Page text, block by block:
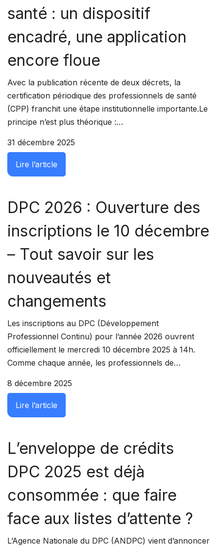
santé : un dispositif
encadré, une application
encore floue
Avec la publication récente de deux décrets, la
certification périodique des professionnels de santé
(CPP) franchit une étape institutionnelle importante.Le
principe n’est plus théorique :…
31 décembre 2025
Lire l’article
DPC 2026 : Ouverture des
inscriptions le 10 décembre
– Tout savoir sur les
nouveautés et
changements
Les inscriptions au DPC (Développement
Professionnel Continu) pour l’année 2026 ouvrent
officiellement le mercredi 10 décembre 2025 à 14h.
Comme chaque année, les professionnels de…
8 décembre 2025
Lire l’article
L’enveloppe de crédits
DPC 2025 est déjà
consommée : que faire
face aux listes d’attente ?
L’Agence Nationale du DPC (ANDPC) vient d’annoncer